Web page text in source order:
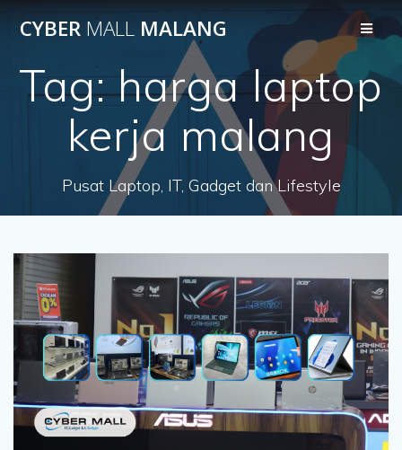
to
content
CYBER MALL MALANG
Tag:harga laptop
kerja malang
Pusat Laptop, IT, Gadget dan Lifestyle